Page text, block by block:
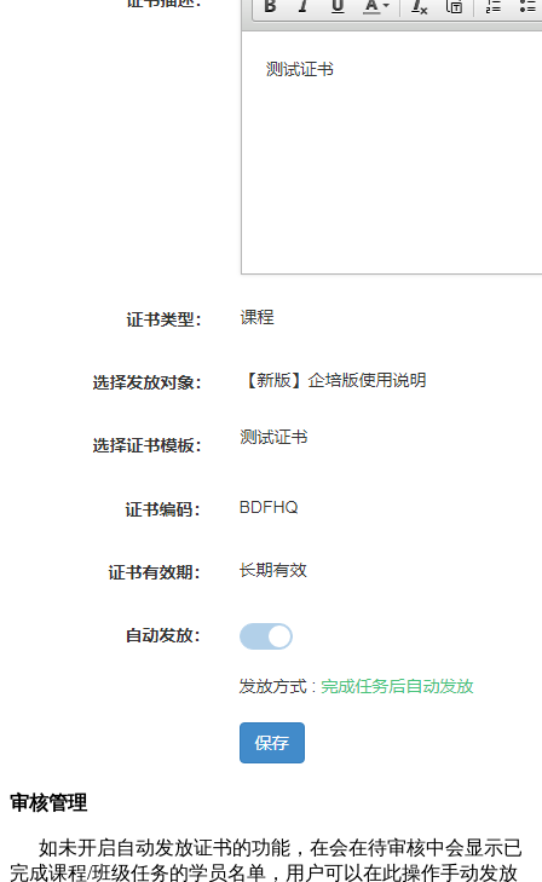
审核管理
如未开启自动发放证书的功能，在会在待审核中会显示已
完成课程/班级任务的学员名单，用户可以在此操作手动发放